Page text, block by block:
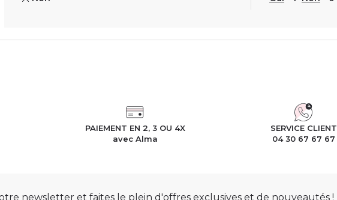
PAIEMENT EN 2, 3 OU 4X
avec Alma
SERVICE CLIENT
04 30 67 67 67
newsletter et faites le plein d'offres exclusives et de nouveautés !